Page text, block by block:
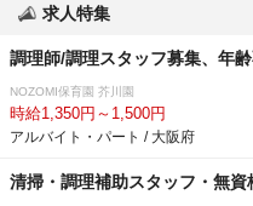
求人特集
調理師/調理スタッフ募集、年
NOZOMI保育園 芥川園
時給1,350円～1,500円
アルバイト・パート / 大阪府
清掃・調理補助スタッフ・無